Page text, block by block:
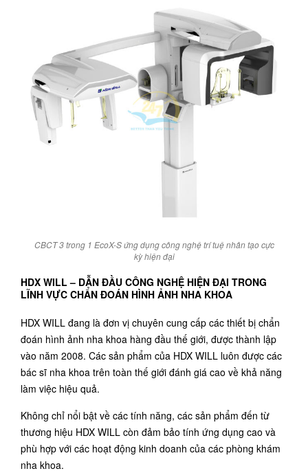
CBCT 3 trong 1 EcoX-S ứng dụng công nghệ trí tuệ nhân tạo cực
kỳ hiện đại
HDX WILL – DẪN ĐẦU CÔNG NGHỆ HIỆN ĐẠI TRONG
LĨNH VỰC CHẨN ĐOÁN HÌNH ẢNH NHA KHOA
HDX WILL đang là đơn vị chuyên cung cấp các thiết bị chẩn
đoán hình ảnh nha khoa hàng đầu thế giới, được thành lập
vào năm 2008. Các sản phẩm của HDX WILL luôn được các
bác sĩ nha khoa trên toàn thế giới đánh giá cao về khả năng
làm việc hiệu quả.
Không chỉ nổi bật về các tính năng, các sản phẩm đến từ
thương hiệu HDX WILL còn đảm bảo tính ứng dụng cao và
phù hợp với các hoạt động kinh doanh của các phòng khám
nha khoa.